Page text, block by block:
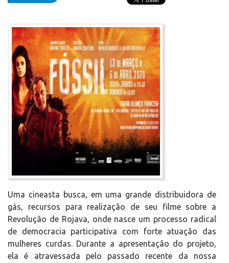
Uma cineasta busca, em uma grande distribuidora de
gás, recursos para realização de seu filme sobre a
Revolução de Rojava, onde nasce um processo radical
de democracia participativa com forte atuação das
mulheres curdas. Durante a apresentação do projeto,
ela é atravessada pelo passado recente da nossa